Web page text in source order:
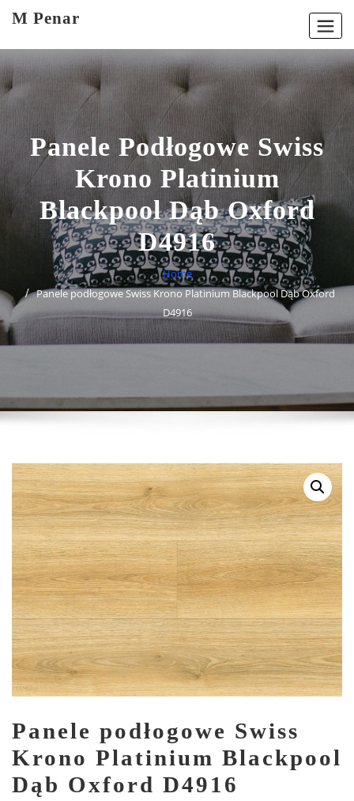
M Penar
Panele Podłogowe Swiss
Krono Platinium
Blackpool Dąb Oxford
D4916
Home
Panele podłogowe Swiss Krono Platinium Blackpool Dąb Oxford
D4916
Panele podłogowe Swiss
Krono Platinium Blackpool
Dąb Oxford D4916